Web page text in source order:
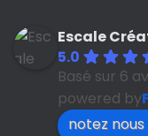
Escale
5.0
Basé sur 6
powered by
notez nous